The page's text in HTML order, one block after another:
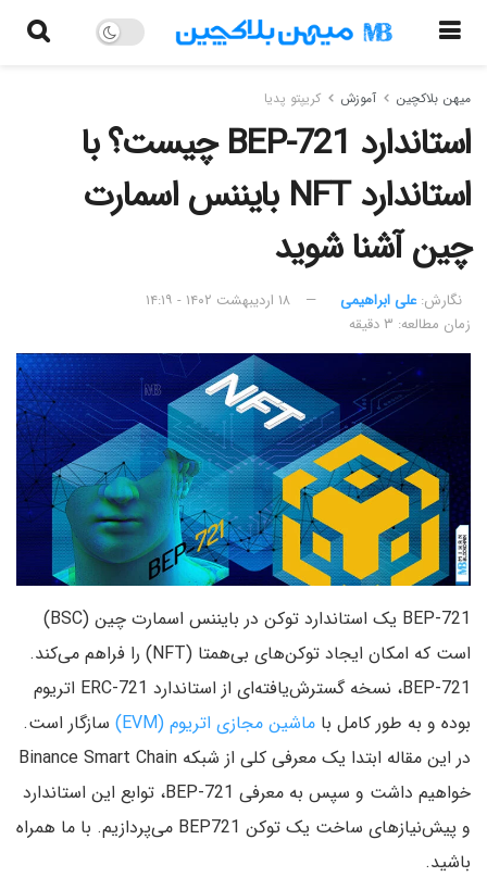
میهن بلاکچین آموزش کریپتو پدیا
استاندارد BEP-721 چیست؟ با
استاندارد NFT بایننس اسمارت
چین آشنا شوید
نگارش:‌ علی ابراهیمی
۱۸ اردیبهشت ۱۴۰۲ - ۱۴:۱۹
زمان مطالعه: ۳ دقیقه
BEP-721 یک استاندارد توکن در بایننس اسمارت چین (BSC)
است که امکان ایجاد توکن‌های بی‌همتا (NFT) را فراهم می‌کند.
BEP-721، نسخه گسترش‌یافته‌ای از استاندارد ERC-721 اتریوم
بوده و به طور کامل با ماشین مجازی اتریوم (EVM)
سازگار است.
در این مقاله ابتدا یک معرفی کلی از شبکه Binance Smart Chain
خواهیم داشت و سپس به معرفی BEP-721، توابع این استاندارد
و پیش‌نیازهای ساخت یک توکن BEP721 می‌پردازیم. با ما همراه
باشید.